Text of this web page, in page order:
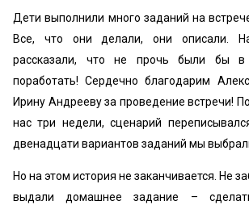
Дети выполнили много заданий на
Все, что они делали, они описали.
рассказали, что не прочь были бы в
поработать! Сердечно благодарим
Ирину Андрееву за проведение встречи!
нас три недели, сценарий
двенадцати вариантов заданий мы
Но на этом история не заканчивается. Не
выдали домашнее задание –